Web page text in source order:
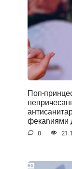
Поп-
фекаnиями
0